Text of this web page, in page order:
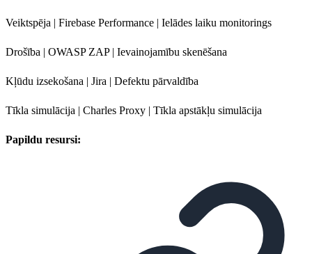
Veiktspēja | Firebase Performance | Ielādes laiku monitorings
Drošība | OWASP ZAP | Ievainojamību skenēšana
Kļūdu izsekošana | Jira | Defektu pārvaldība
Tīkla simulācija | Charles Proxy | Tīkla apstākļu simulācija
Papildu resursi: